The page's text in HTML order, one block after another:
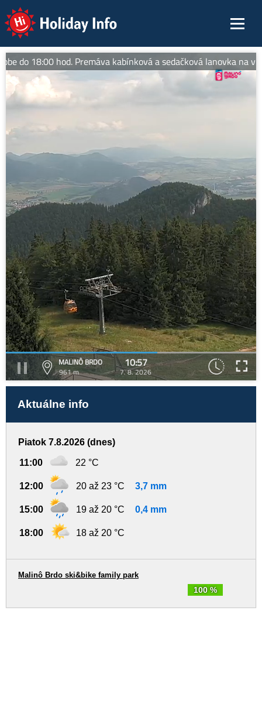
Holiday Info
do 18:00 hod. Premáva kabínková a sedačková lanovka na
MALINÔ BRDO
961 m
10:57
7. 8. 2026
Aktuálne info
Piatok 7.8.2026 (dnes)
11:00 22 °C
12:00 20 až 23 °C 3,7 mm
15:00 19 až 20 °C 0,4 mm
18:00 18 až 20 °C
100 %
Malinô Brdo ski&bike family park